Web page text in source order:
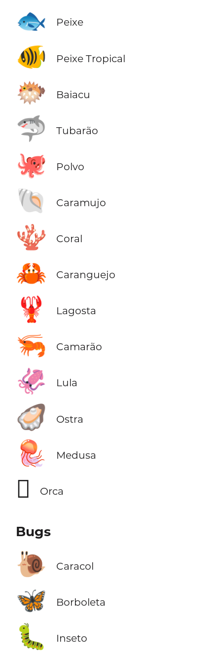
🐟 Peixe
🐠 Peixe Tropical
🐡 Baiacu
🦈 Tubarão
🐙 Polvo
🐚 Caramujo
🪸 Coral
🦀 Caranguejo
🦞 Lagosta
🦐 Camarão
🦑 Lula
🦪 Ostra
🪼 Medusa
🫍 Orca
Bugs
🐌 Caracol
🦋 Borboleta
🐛 Inseto